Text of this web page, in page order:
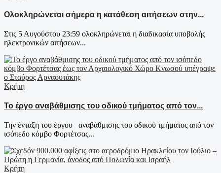
Ολοκληρώνεται σήμερα η κατάθεση αιτήσεων στην...
Στις 5 Αυγούστου 23:59 ολοκληρώνεται η διαδικασία υποβολής
ηλεκτρονικών αιτήσεων...
Κρήτη
Το έργο αναβάθμισης του οδικού τμήματος από τον...
Την ένταξη του έργου αναβάθμισης του οδικού τμήματος από τον
ισόπεδο κόμβο Φορτέτσας...
Κρήτη